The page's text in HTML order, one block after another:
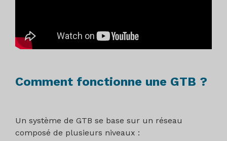
Comment fonctionne une GTB ?
Un système de GTB se base sur un réseau
composé de plusieurs niveaux :